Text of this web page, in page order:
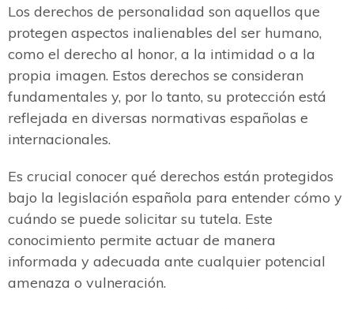
Los derechos de personalidad son aquellos que
protegen aspectos inalienables del ser humano,
como el derecho al honor, a la intimidad o a la
propia imagen. Estos derechos se consideran
fundamentales y, por lo tanto, su protección está
reflejada en diversas normativas españolas e
internacionales.
Es crucial conocer qué derechos están protegidos
bajo la legislación española para entender cómo y
cuándo se puede solicitar su tutela. Este
conocimiento permite actuar de manera
informada y adecuada ante cualquier potencial
amenaza o vulneración.